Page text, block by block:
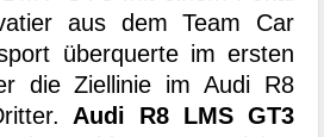
aus dem Team Car
überquerte im ersten
die Ziellinie im Audi R8
Audi R8 LMS GT3